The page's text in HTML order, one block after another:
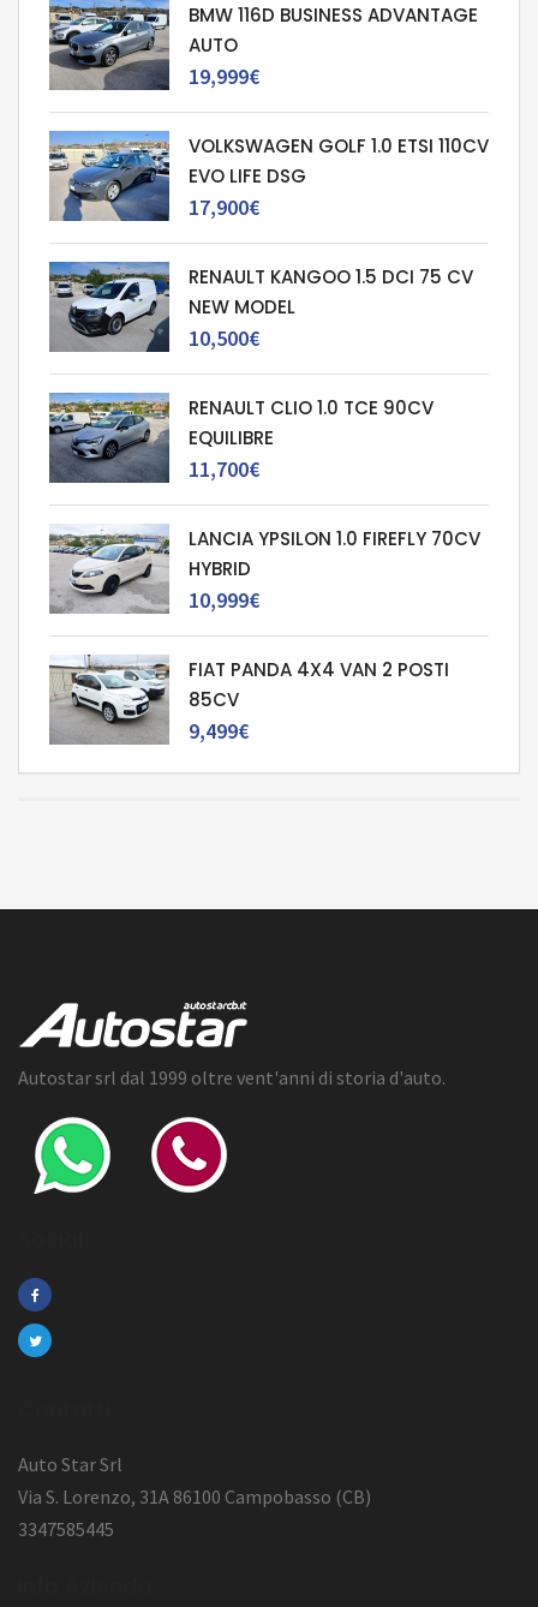
BMW 116D BUSINESS ADVANTAGE
AUTO
19,999€
VOLKSWAGEN GOLF 1.0 ETSI 110CV
EVO LIFE DSG
17,900€
RENAULT KANGOO 1.5 DCI 75 CV
NEW MODEL
10,500€
RENAULT CLIO 1.0 TCE 90CV
EQUILIBRE
11,700€
LANCIA YPSILON 1.0 FIREFLY 70CV
HYBRID
10,999€
FIAT PANDA 4X4 VAN 2 POSTI
85CV
9,499€
Autostar srl dal 1999 oltre vent'anni di storia d'auto.
Auto Star Srl
Via S. Lorenzo, 31A 86100 Campobasso (CB)
3347585445